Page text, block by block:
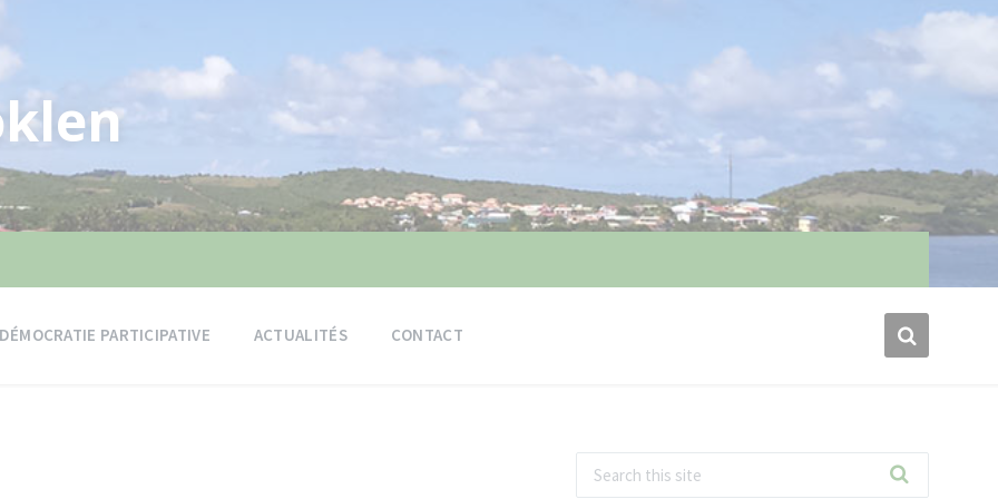
DÉMOCRATIE PARTICIPATIVE ACTUALITÉS CONTACT